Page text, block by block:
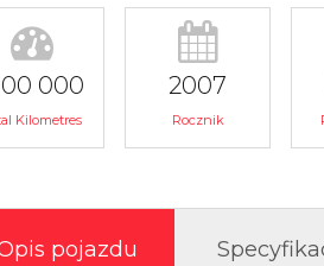
000
Kilometres
2007
Rocznik
pojazdu